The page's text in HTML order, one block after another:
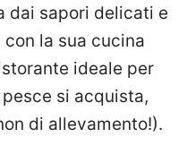
dai sapori delicati e
la sua cucina
ideale per
si acquista,
di allevamento!).